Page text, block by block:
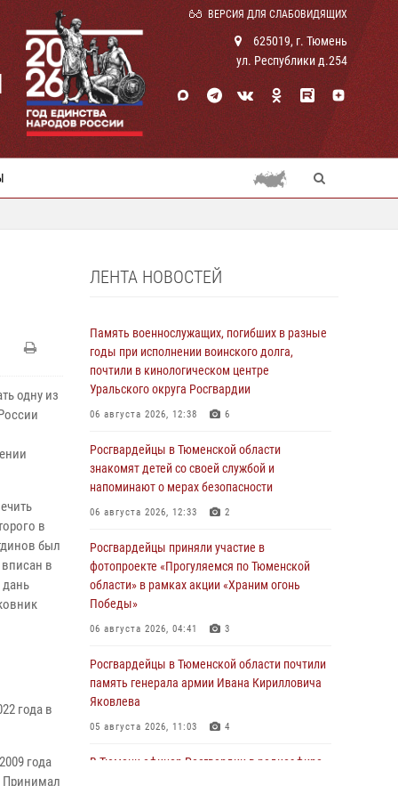
ВЕРСИЯ ДЛЯ СЛАБОВИДЯЩИХ
625019, г. Тюмень
ул. Республики д.254
одну из
в
был
в
года в
года
Принимал
ЛЕНТА НОВОСТЕЙ
Память военнослужащих, погибших в разные
годы при исполнении воинского долга,
почтили в кинологическом центре
Уральского округа Росгвардии
06 августа 2026, 12:38 6
Росгвардейцы в Тюменской области
знакомят детей со своей службой и
напоминают о мерах безопасности
06 августа 2026, 12:33 2
Росгвардейцы приняли участие в
фотопроекте «Прогуляемся по Тюменской
области» в рамках акции «Храним огонь
Победы»
06 августа 2026, 04:41 3
Росгвардейцы в Тюменской области почтили
память генерала армии Ивана Кирилловича
Яковлева
05 августа 2026, 11:03 4
В Тюмени офицер Росгвардии в радиоэфире